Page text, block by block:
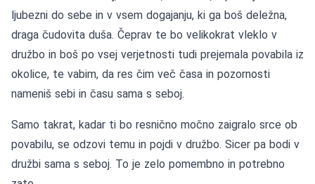
ljubezni do sebe in v vsem dogajanju, ki ga boš deležna,
draga čudovita duša. Čeprav te bo velikokrat vleklo v
družbo in boš po vsej verjetnosti tudi prejemala povabila iz
okolice, te vabim, da res čim več časa in pozornosti
nameniš sebi in času sama s seboj.
Samo takrat, kadar ti bo resnično močno zaigralo srce ob
povabilu, se odzovi temu in pojdi v družbo. Sicer pa bodi v
družbi sama s seboj. To je zelo pomembno in potrebno